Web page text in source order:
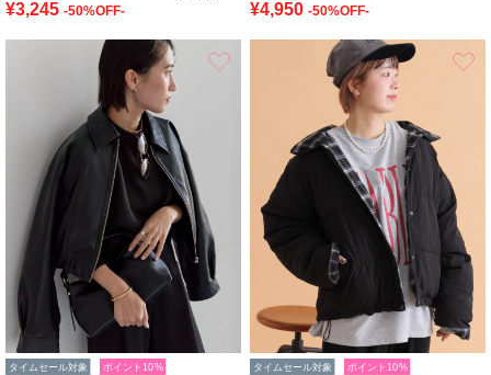
¥3,245 -50%OFF- ¥4,950 -50%OFF-
タイムセール対象 ポイント10% タイムセール対象 ポイント10%